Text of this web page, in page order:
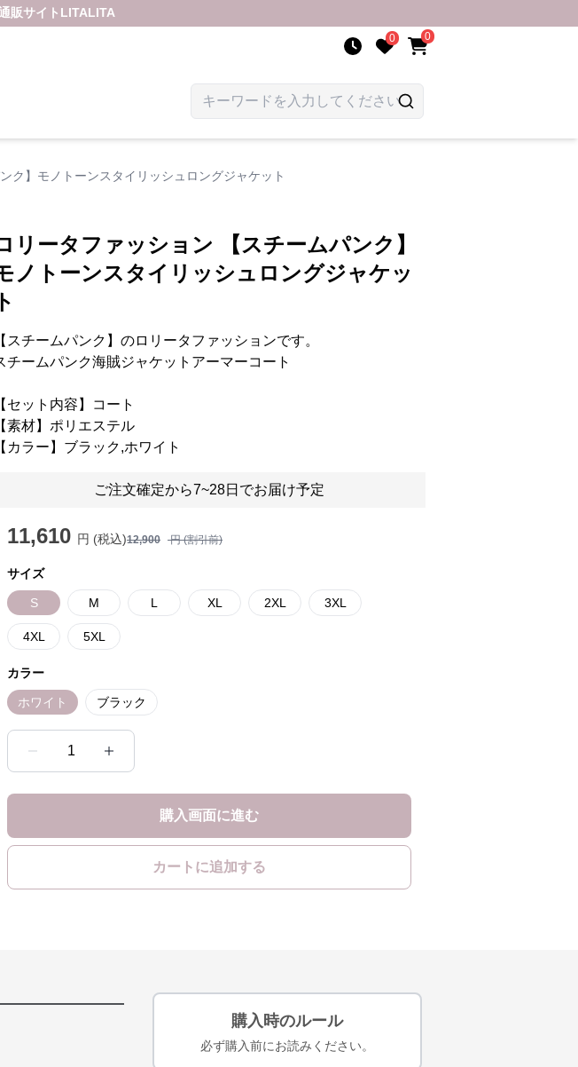
販サイト LITALITA
0 0
ク】モノトーンスタイリッシュロングジャケット
リータファッション 【スチームパンク】
ノトーンスタイリッシュロングジャケッ
ト
【スチームパンク】のロリータファッションです。
チームパンク海賊ジャケットアーマーコート
【セット内容】コート
【素材】ポリエステル
【カラー】ブラック,ホワイト
ご注文確定から7~28日でお届け予定
11,610 円 (税込)12,900 円 (割引前)
サイズ
S M L XL 2XL 3XL
4XL 5XL
カラー
ホワイト ブラック
1
購入画面に進む
カートに追加する
購入時のルール
必ず購入前にお読みください。